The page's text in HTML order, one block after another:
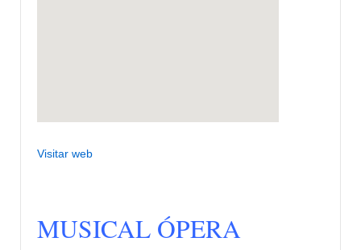
Visitar web
MUSICAL ÓPERA